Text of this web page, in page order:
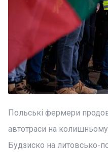
Польські фермери
автотраси на колишньому
Будзиско на литовсько-